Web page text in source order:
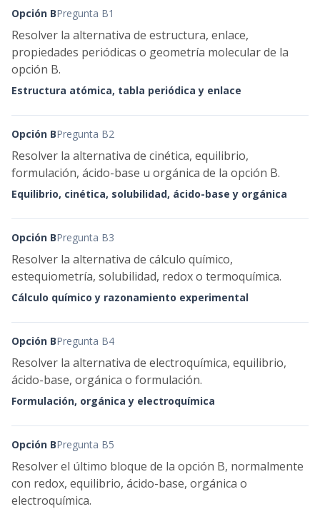
Opción BPregunta B1
Resolver la alternativa de estructura, enlace,
propiedades periódicas o geometría molecular de la
opción B.
Estructura atómica, tabla periódica y enlace
Opción BPregunta B2
Resolver la alternativa de cinética, equilibrio,
formulación, ácido-base u orgánica de la opción B.
Equilibrio, cinética, solubilidad, ácido-base y orgánica
Opción BPregunta B3
Resolver la alternativa de cálculo químico,
estequiometría, solubilidad, redox o termoquímica.
Cálculo químico y razonamiento experimental
Opción BPregunta B4
Resolver la alternativa de electroquímica, equilibrio,
ácido-base, orgánica o formulación.
Formulación, orgánica y electroquímica
Opción BPregunta B5
Resolver el último bloque de la opción B, normalmente
con redox, equilibrio, ácido-base, orgánica o
electroquímica.